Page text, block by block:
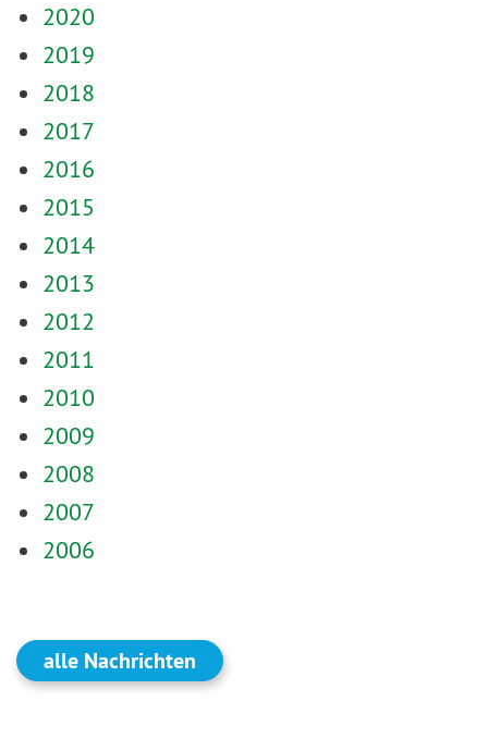
2020
2019
2018
2017
2016
2015
2014
2013
2012
2011
2010
2009
2008
2007
2006
alle Nachrichten